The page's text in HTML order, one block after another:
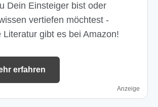
Dein Einsteiger bist oder
vertiefen möchtest -
Literatur gibt es bei Amazon!
erfahren
Anzeige